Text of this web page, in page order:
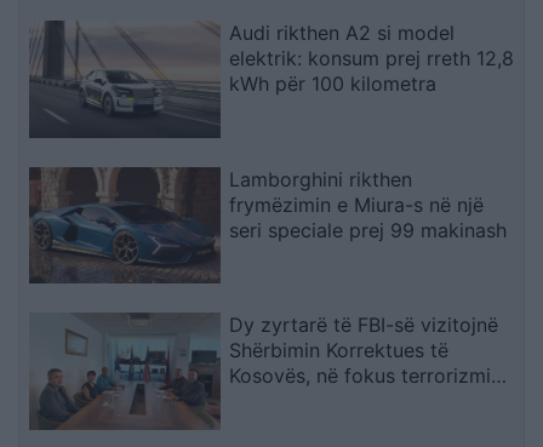
Audi rikthen A2 si model
elektrik: konsum prej rreth 12,8
kWh për 100 kilometra
Lamborghini rikthen
frymëzimin e Miura-s në një
seri speciale prej 99 makinash
Dy zyrtarë të FBI-së vizitojnë
Shërbimin Korrektues të
Kosovës, në fokus terrorizmi